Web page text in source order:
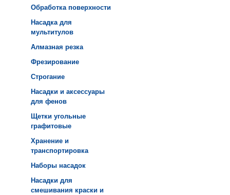
Обработка поверхности
Насадка для
мультитулов
Алмазная резка
Фрезирование
Строгание
Насадки и аксессуары
для фенов
Щетки угольные
графитовые
Хранение и
транспортировка
Наборы насадок
Насадки для
смешивания краски и